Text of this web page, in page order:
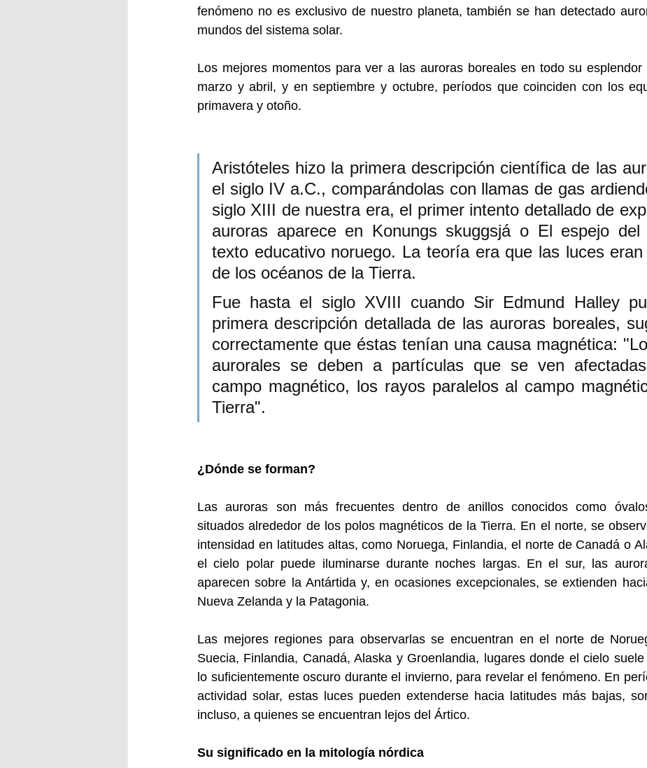
fenómeno no es exclusivo de nuestro planeta, también se han detectado
mundos del sistema solar.
Los mejores momentos para ver a las auroras boreales en todo su esplendor
marzo y abril, y en septiembre y octubre, períodos que coinciden con los
primavera y otoño.
Aristóteles hizo la primera descripción científica de las
el siglo IV a.C., comparándolas con llamas de gas
siglo XIII de nuestra era, el primer intento detallado de
auroras aparece en Konungs skuggsjá o El espejo del
texto educativo noruego. La teoría era que las luces
de los océanos de la Tierra.
Fue hasta el siglo XVIII cuando Sir Edmund Halley
primera descripción detallada de las auroras boreales,
correctamente que éstas tenían una causa magnética:
aurorales se deben a partículas que se ven
campo magnético, los rayos paralelos al campo
Tierra".
¿Dónde se forman?
Las auroras son más frecuentes dentro de anillos conocidos como
situados alrededor de los polos magnéticos de la Tierra. En el norte, se
intensidad en latitudes altas, como Noruega, Finlandia, el norte de Canadá o
el cielo polar puede iluminarse durante noches largas. En el sur, las
aparecen sobre la Antártida y, en ocasiones excepcionales, se extienden
Nueva Zelanda y la Patagonia.
Las mejores regiones para observarlas se encuentran en el norte de
Suecia, Finlandia, Canadá, Alaska y Groenlandia, lugares donde el cielo
lo suficientemente oscuro durante el invierno, para revelar el fenómeno. En
actividad solar, estas luces pueden extenderse hacia latitudes más bajas,
incluso, a quienes se encuentran lejos del Ártico.
Su significado en la mitología nórdica